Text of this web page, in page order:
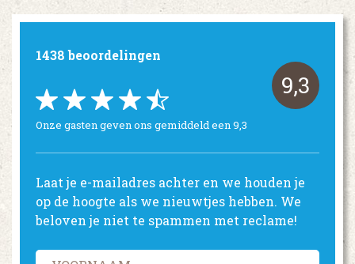
1438 beoordelingen
9,3
Onze gasten geven ons gemiddeld een 9,3
Laat je e-mailadres achter en we houden je
op de hoogte als we nieuwtjes hebben. We
beloven je niet te spammen met reclame!